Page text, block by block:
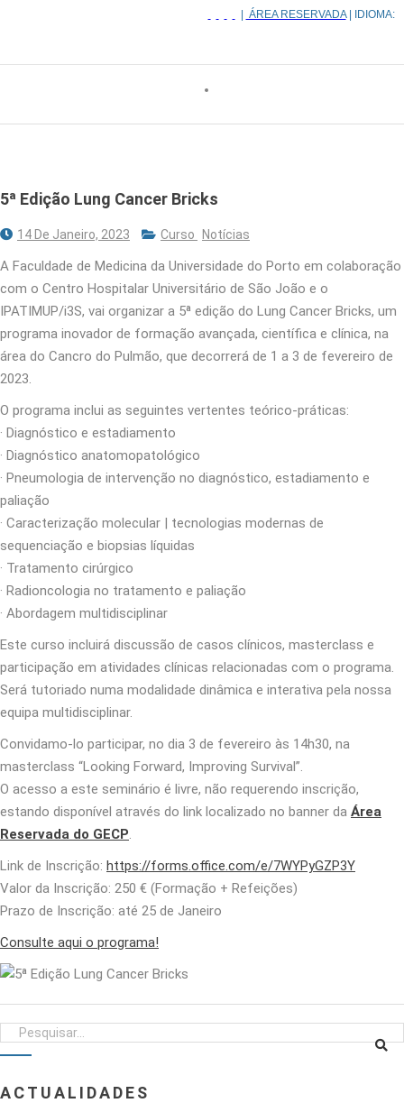
ÁREA RESERVADA| IDIOMA:
5ª Edição Lung Cancer Bricks
14 De Janeiro, 2023 Curso Notícias
A Faculdade de Medicina da Universidade do Porto em colaboração
com o Centro Hospitalar Universitário de São João e o
IPATIMUP/i3S, vai organizar a 5ª edição do Lung Cancer Bricks, um
programa inovador de formação avançada, científica e clínica, na
área do Cancro do Pulmão, que decorrerá de 1 a 3 de fevereiro de
2023.
O programa inclui as seguintes vertentes teórico-práticas:
· Diagnóstico e estadiamento
· Diagnóstico anatomopatológico
· Pneumologia de intervenção no diagnóstico, estadiamento e
paliação
· Caracterização molecular | tecnologias modernas de
sequenciação e biopsias líquidas
· Tratamento cirúrgico
· Radioncologia no tratamento e paliação
· Abordagem multidisciplinar
Este curso incluirá discussão de casos clínicos, masterclass e
participação em atividades clínicas relacionadas com o programa.
Será tutoriado numa modalidade dinâmica e interativa pela nossa
equipa multidisciplinar.
Convidamo-lo participar, no dia 3 de fevereiro às 14h30, na
masterclass “Looking Forward, Improving Survival”.
O acesso a este seminário é livre, não requerendo inscrição,
estando disponível através do link localizado no banner da Área
Reservada do GECP.
Link de Inscrição: https://forms.office.com/e/7WYPyGZP3Y
Valor da Inscrição: 250 € (Formação + Refeições)
Prazo de Inscrição: até 25 de Janeiro
Consulte aqui o programa!
ACTUALIDADES